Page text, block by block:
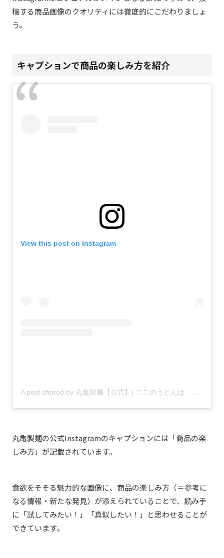
稿する商品画像のクオリティには徹底的にこだわりましょ
う。
キャプションで商品の楽しみ方を紹介
View this post on Instagram
A post shared by 丸亀製麺【公式】| ここのうどんは、生きている。 (@marugame_)
丸亀製麺の公式Instagramのキャプションには「商品の楽
しみ方」が記載されています。
食欲をそそる魅力的な画像に、商品の楽しみ方（＝参考に
なる情報・新たな発見）が添えられていることで、読み手
に「試してみたい！」「真似したい！」と思わせることが
できています。